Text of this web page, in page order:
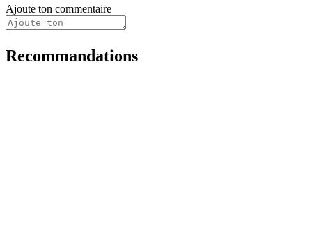
Ajoute ton commentaire
Recommandations